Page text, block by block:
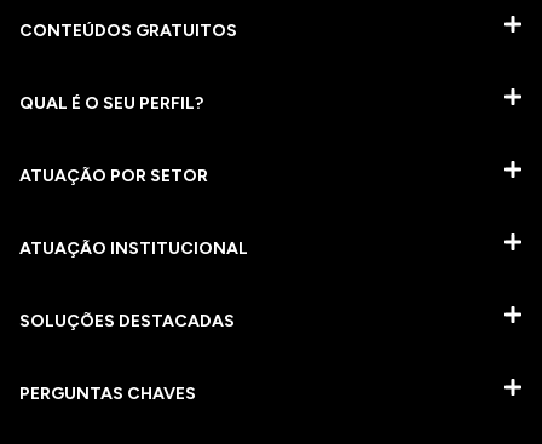
CONTEÚDOS GRATUITOS
QUAL É O SEU PERFIL?
ATUAÇÃO POR SETOR
ATUAÇÃO INSTITUCIONAL
SOLUÇÕES DESTACADAS
PERGUNTAS CHAVES​